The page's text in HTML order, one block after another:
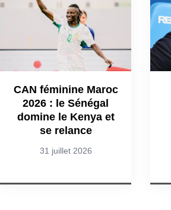
CAN féminine Maroc
2026 : le Sénégal
domine le Kenya et
se relance
31 juillet 2026